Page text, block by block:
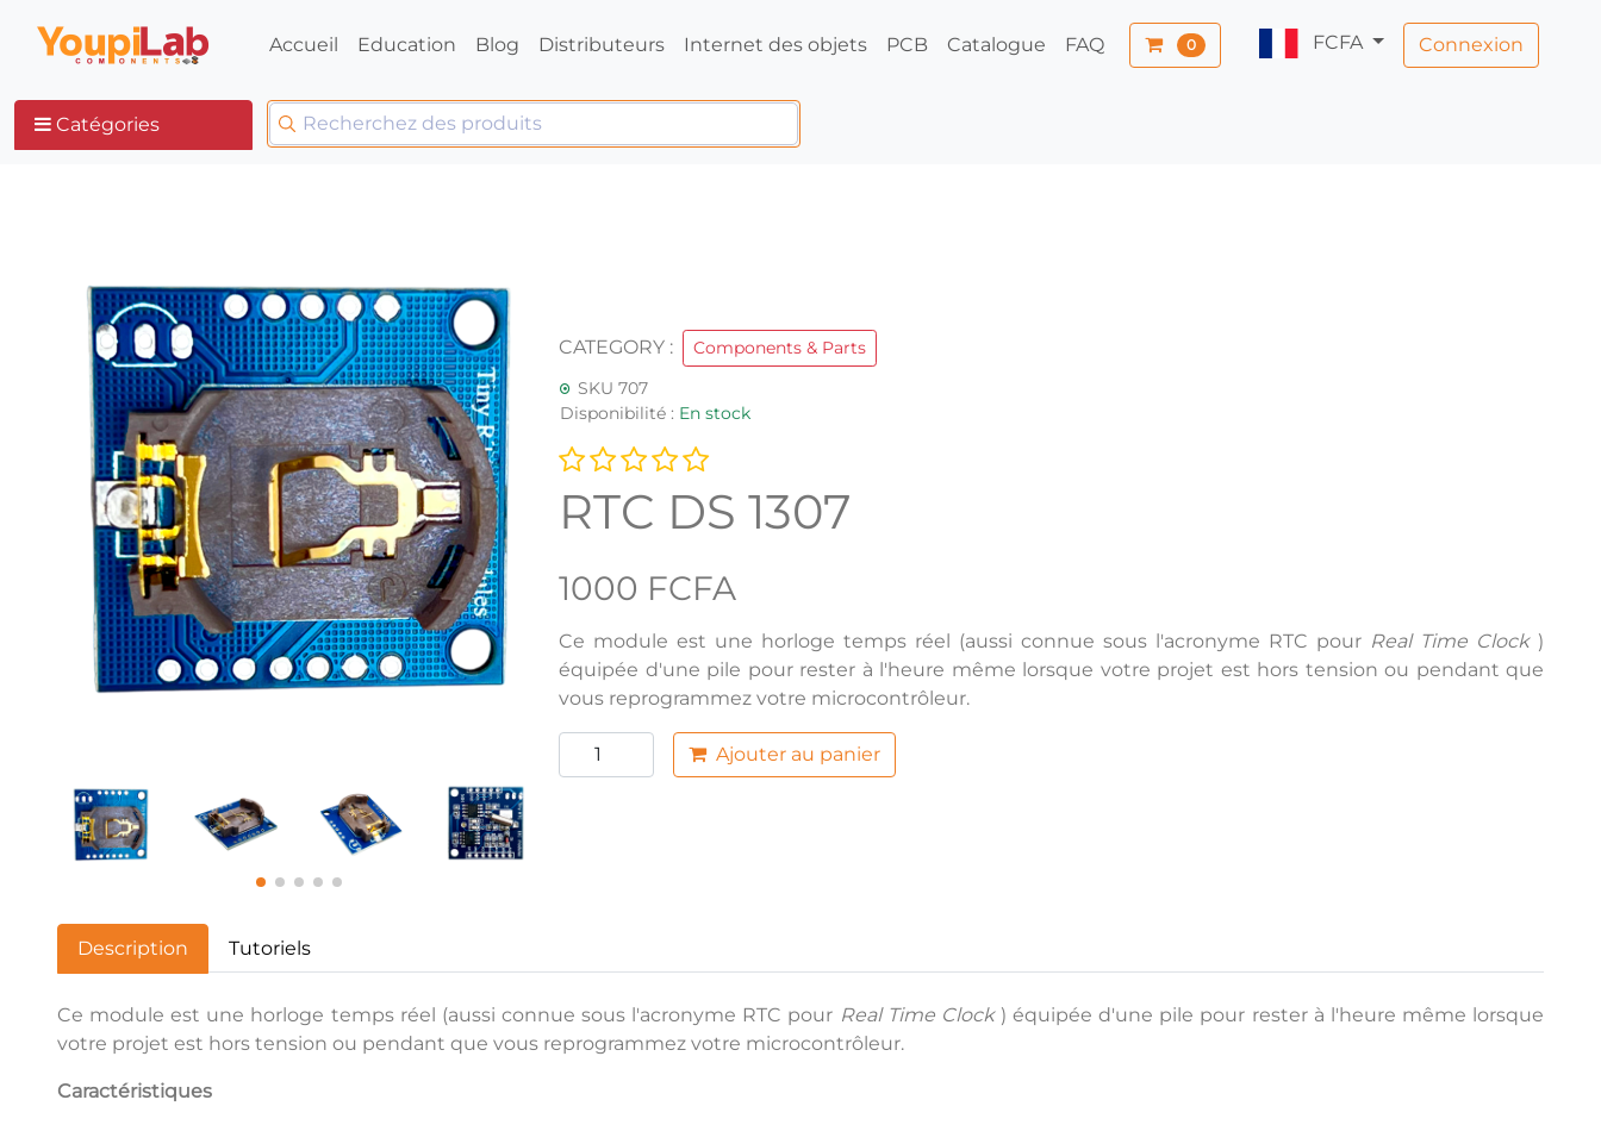
Accueil Education Blog Distributeurs Internet des objets PCB Catalogue FAQ 0 FCFA Connexion
Catégories
CATEGORY :
Components & Parts
SKU 707
Disponibilité : En stock
RTC DS 1307
1000 FCFA
Ce module est une horloge temps réel (aussi connue sous l'acronyme RTC pour Real Time Clock)
équipée d'une pile pour rester à l'heure même lorsque votre projet est hors tension ou pendant que
vous reprogrammez votre microcontrôleur.
Ajouter au panier
Description Tutoriels
Ce module est une horloge temps réel (aussi connue sous l'acronyme RTC pour Real Time Clock) équipée d'une pile pour rester à l'heure même lorsque
votre projet est hors tension ou pendant que vous reprogrammez votre microcontrôleur.
Caractéristiques